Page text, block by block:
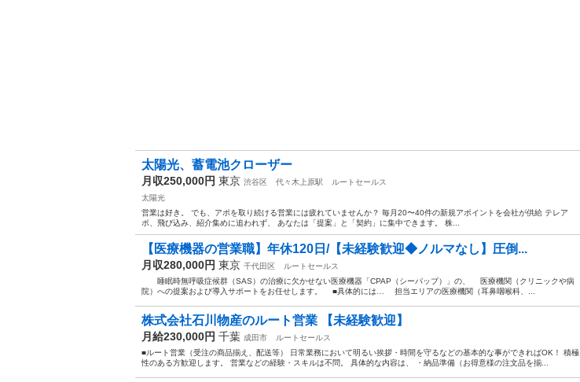
太陽光、蓄電池クローザー
月収250,000円 東京 渋谷区 代々木上原駅
ルートセールス
太陽光
営業は好き。 でも、アポを取り続ける営業には疲れていませんか？ 毎月20〜40件の新規アポイントを会社が供給 テレア
ポ、飛び込み、紹介集めに追われず、 あなたは「提案」と「契約」に集中できます。 株...
【医療機器の営業職】年休120日/【未経験歓迎◆ノルマなし】圧倒...
月収280,000円 東京 千代田区
ルートセールス
睡眠時無呼吸症候群（SAS）の治療に欠かせない医療機器「CPAP（シーパップ）」の、 医療機関（クリニックや病
院）への提案および導入サポートをお任せします。 ■具体的には… 担当エリアの医療機関（耳鼻咽喉科、...
株式会社石川物産のルート営業 【未経験歓迎】
月給230,000円 千葉 成田市
ルートセールス
■ルート営業（受注の商品揃え、配送等） 日常業務において明るい挨拶・時間を守るなどの基本的な事ができればOK！ 積極
性のある方歓迎します。 営業などの経験・スキルは不問。 具体的な内容は、 ・納品準備（お得意様の注文品を揃...